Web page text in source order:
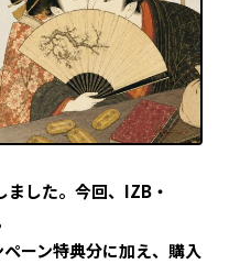
ました。今回、IZB・
ーン特典分に加え、購入